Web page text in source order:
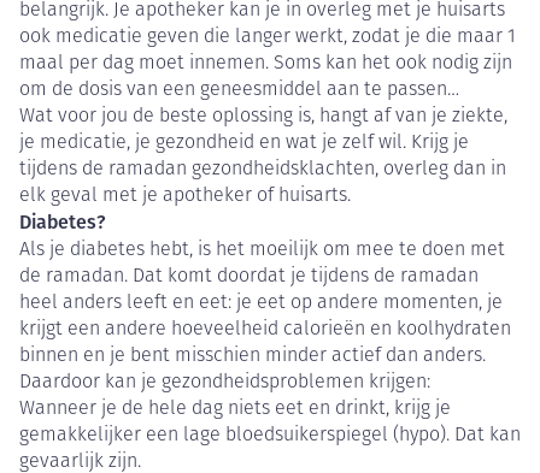
belangrijk. Je apotheker kan je in overleg met je huisarts
ook medicatie geven die langer werkt, zodat je die maar 1
maal per dag moet innemen. Soms kan het ook nodig zijn
om de dosis van een geneesmiddel aan te passen…
Wat voor jou de beste oplossing is, hangt af van je ziekte,
je medicatie, je gezondheid en wat je zelf wil. Krijg je
tijdens de ramadan gezondheidsklachten, overleg dan in
elk geval met je apotheker of huisarts.
Diabetes?
Als je diabetes hebt, is het moeilijk om mee te doen met
de ramadan. Dat komt doordat je tijdens de ramadan
heel anders leeft en eet: je eet op andere momenten, je
krijgt een andere hoeveelheid calorieën en koolhydraten
binnen en je bent misschien minder actief dan anders.
Daardoor kan je gezondheidsproblemen krijgen:
Wanneer je de hele dag niets eet en drinkt, krijg je
gemakkelijker een lage bloedsuikerspiegel (hypo). Dat kan
gevaarlijk zijn.